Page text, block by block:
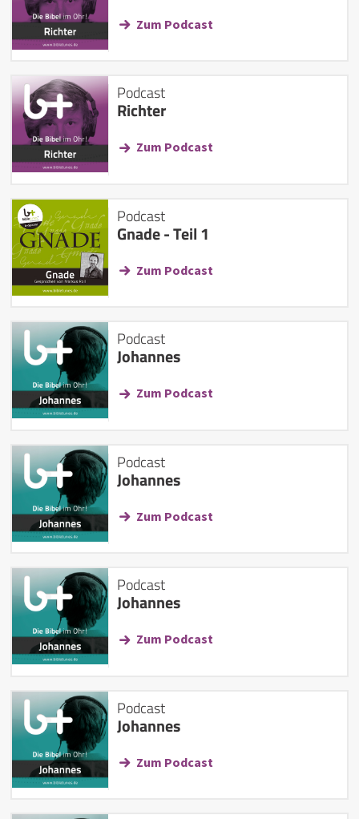
Zum Podcast
Podcast
Richter
Zum Podcast
Podcast
Gnade - Teil 1
Zum Podcast
Podcast
Johannes
Zum Podcast
Podcast
Johannes
Zum Podcast
Podcast
Johannes
Zum Podcast
Podcast
Johannes
Zum Podcast